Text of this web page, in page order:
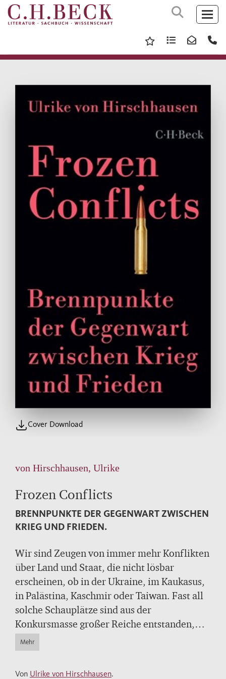
Cover Download
von Hirschhausen, Ulrike
Frozen Conflicts
BRENNPUNKTE DER GEGENWART ZWISCHEN
KRIEG UND FRIEDEN.
Wir sind Zeugen von immer mehr Konflikten
über Land und Staat, die nicht lösbar
erscheinen, ob in der Ukraine, im Kaukasus,
in Palästina, Kaschmir oder Taiwan. Fast all
solche Schauplätze sind aus der
Konkursmasse großer Reiche entstanden,
und das Erbe dieser Empires prägt ihre
unmittelbare Gegenwart. Ulrike von
Mehr
Von Ulrike von Hirschhausen.